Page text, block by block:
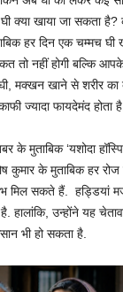
क्या खाया जा सकता है?
हर दिन एक चम्मच
तो नहीं होगी बल्कि
मक्खन खाने से शरीर
ज्यादा फायदेमंद होता है.
के मुताबिक ‘यशोदा
कुमार के मुताबिक हर रोज
मिल सकते हैं. हड्डियां
हालांकि, उन्होंने यह
भी हो सकता है.